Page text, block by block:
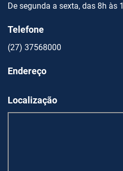
De segunda a sexta, das 8h às
Telefone
(27) 37568000
Endereço
Localização